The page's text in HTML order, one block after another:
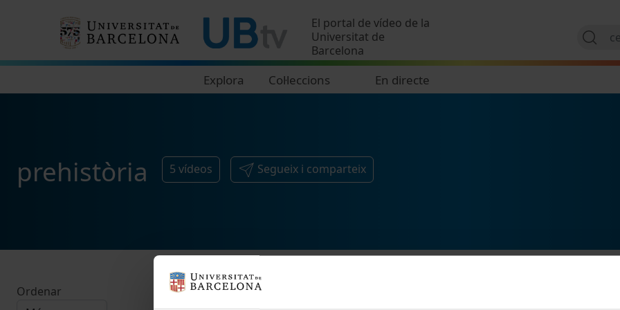
El portal de vídeo de la
Universitat de
Barcelona
Explora Col·leccions En directe
prehistòria 5 vídeos Segueix i comparteix
Ordenar